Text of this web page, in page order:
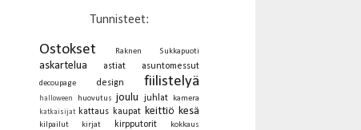
Tunnisteet:
Ostokset Raknen Sukkapuoti
askartelua astiat asuntomessut
decoupage design fiilistelyä
halloween huovutus joulu juhlat kamera
katkaisijat kattaus kaupat keittiö kesä
kilpailut kirjat kirpputorit kokkaus